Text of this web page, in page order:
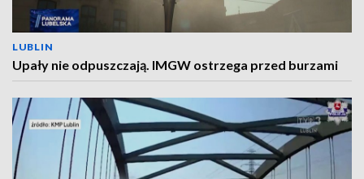
LUBLIN
Upały nie odpuszczają. IMGW ostrzega przed burzami